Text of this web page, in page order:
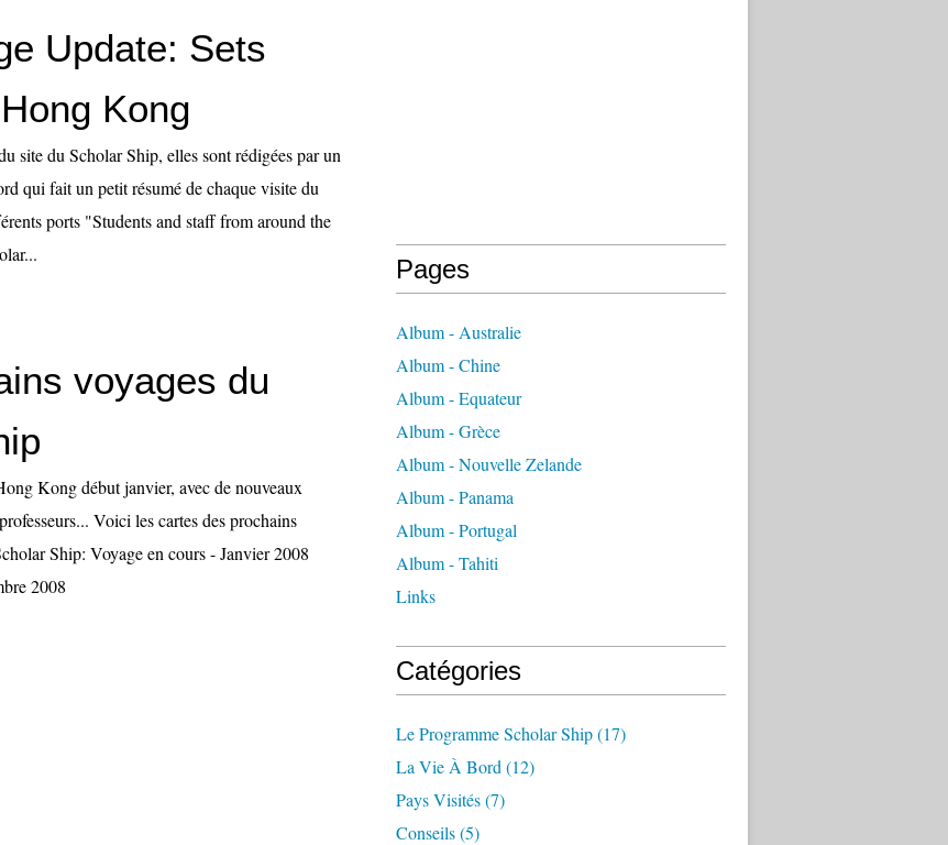
Update: Sets
Kong
site du Scholar Ship, elles sont rédigées par un
qui fait un petit résumé de chaque visite du
ports "Students and staff from around the
voyages du
Kong début janvier, avec de nouveaux
Voici les cartes des prochains
Ship: Voyage en cours - Janvier 2008
2008
Pages
Album - Australie
Album - Chine
Album - Equateur
Album - Grèce
Album - Nouvelle Zelande
Album - Panama
Album - Portugal
Album - Tahiti
Links
Catégories
Le Programme Scholar Ship(17)
La Vie À Bord (12)
Pays Visités(7)
Conseils(5)